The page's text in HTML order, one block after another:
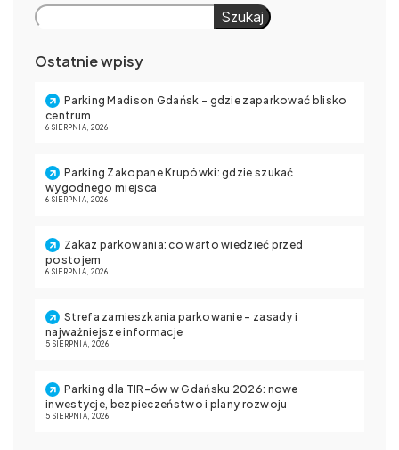
Szukaj
Ostatnie wpisy
Parking Madison Gdańsk – gdzie zaparkować blisko
centrum
6 SIERPNIA, 2026
Parking Zakopane Krupówki: gdzie szukać
wygodnego miejsca
6 SIERPNIA, 2026
Zakaz parkowania: co warto wiedzieć przed
postojem
6 SIERPNIA, 2026
Strefa zamieszkania parkowanie – zasady i
najważniejsze informacje
5 SIERPNIA, 2026
Parking dla TIR-ów w Gdańsku 2026: nowe
inwestycje, bezpieczeństwo i plany rozwoju
5 SIERPNIA, 2026